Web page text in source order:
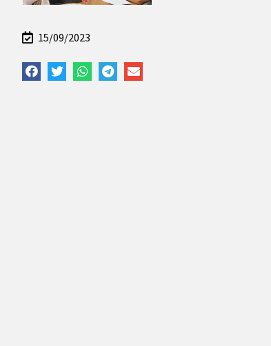
15/09/2023